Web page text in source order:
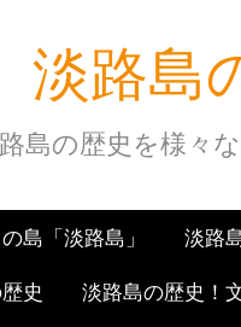
淡路島
島の歴史を様々
島「淡路島」 淡路
史 淡路島の歴史！